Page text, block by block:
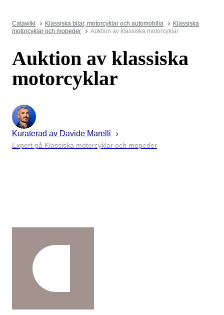
Catawiki Klassiska bilar, motorcyklar och automobilia
Klassiska
motorcyklar och mopeder
Auktion av klassiska motorcyklar
Auktion av klassiska
motorcyklar
Kuraterad av Davide Marelli
Expert på Klassiska motorcyklar och mopeder